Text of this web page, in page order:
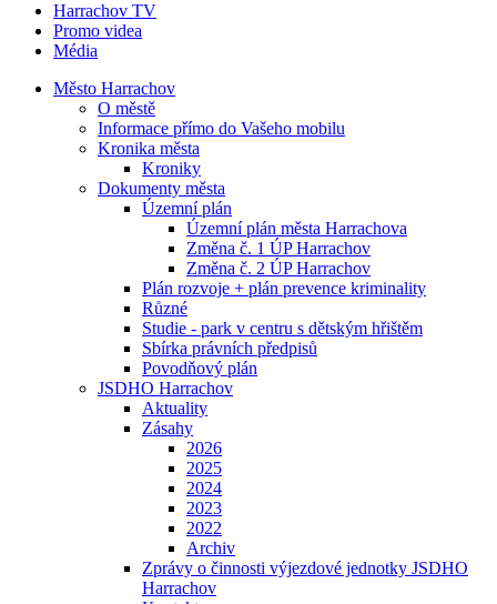
Harrachov TV
Promo videa
Média
Město Harrachov
O městě
Informace přímo do Vašeho mobilu
Kronika města
Kroniky
Dokumenty města
Územní plán
Územní plán města Harrachova
Změna č. 1 ÚP Harrachov
Změna č. 2 ÚP Harrachov
Plán rozvoje + plán prevence kriminality
Různé
Studie - park v centru s dětským hřištěm
Sbírka právních předpisů
Povodňový plán
JSDHO Harrachov
Aktuality
Zásahy
2026
2025
2024
2023
2022
Archiv
Zprávy o činnosti výjezdové jednotky JSDHO
Harrachov